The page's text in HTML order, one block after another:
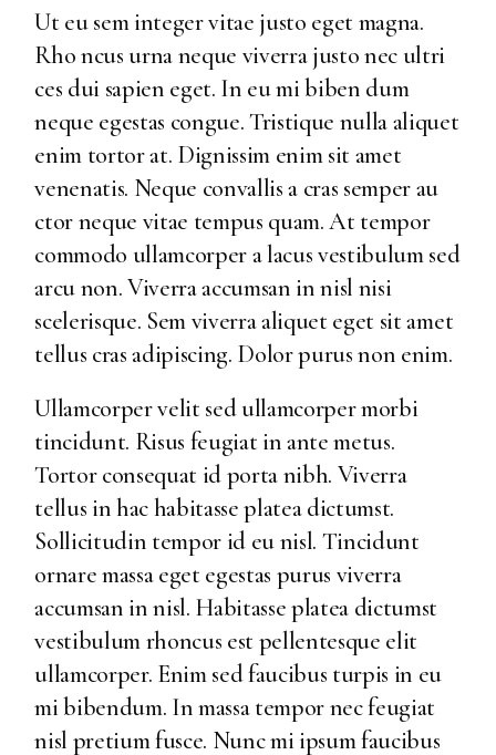
Ut eu sem integer vitae justo eget magna.
Rho ncus urna neque viverra justo nec ultri
ces dui sapien eget. In eu mi biben dum
neque egestas congue. Tristique nulla aliquet
enim tortor at. Dignissim enim sit amet
venenatis. Neque convallis a cras semper au
ctor neque vitae tempus quam. At tempor
commodo ullamcorper a lacus vestibulum sed
arcu non. Viverra accumsan in nisl nisi
scelerisque. Sem viverra aliquet eget sit amet
tellus cras adipiscing. Dolor purus non enim.
Ullamcorper velit sed ullamcorper morbi
tincidunt. Risus feugiat in ante metus.
Tortor consequat id porta nibh. Viverra
tellus in hac habitasse platea dictumst.
Sollicitudin tempor id eu nisl. Tincidunt
ornare massa eget egestas purus viverra
accumsan in nisl. Habitasse platea dictumst
vestibulum rhoncus est pellentesque elit
ullamcorper. Enim sed faucibus turpis in eu
mi bibendum. In massa tempor nec feugiat
nisl pretium fusce. Nunc mi ipsum faucibus